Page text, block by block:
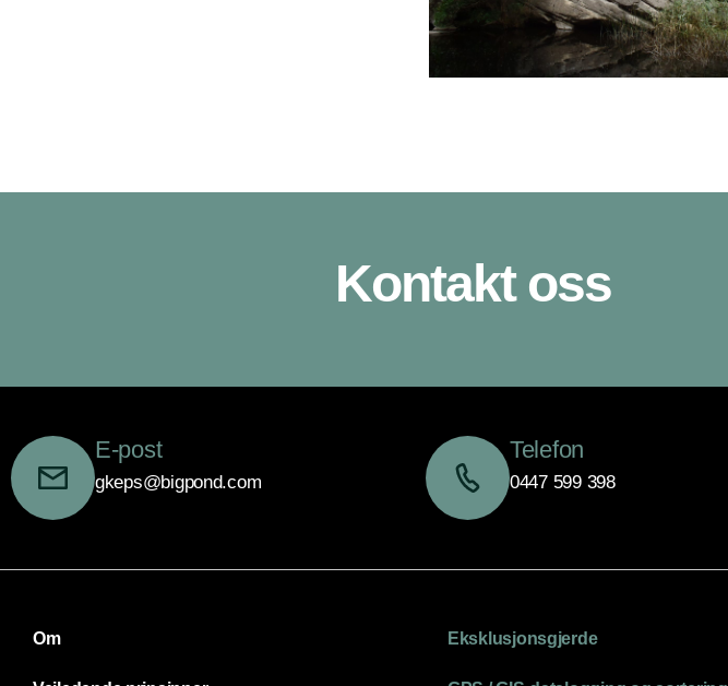
Kontakt oss
E-post
gkeps@bigpond.com
Telefon
0447 599 398
Om Eksklusjonsgjerde